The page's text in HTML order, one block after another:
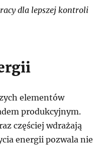
dla lepszej kontroli
elementów
produkcyjnym.
częściej wdrażają
energii pozwala nie